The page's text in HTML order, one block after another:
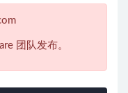
团队发布。